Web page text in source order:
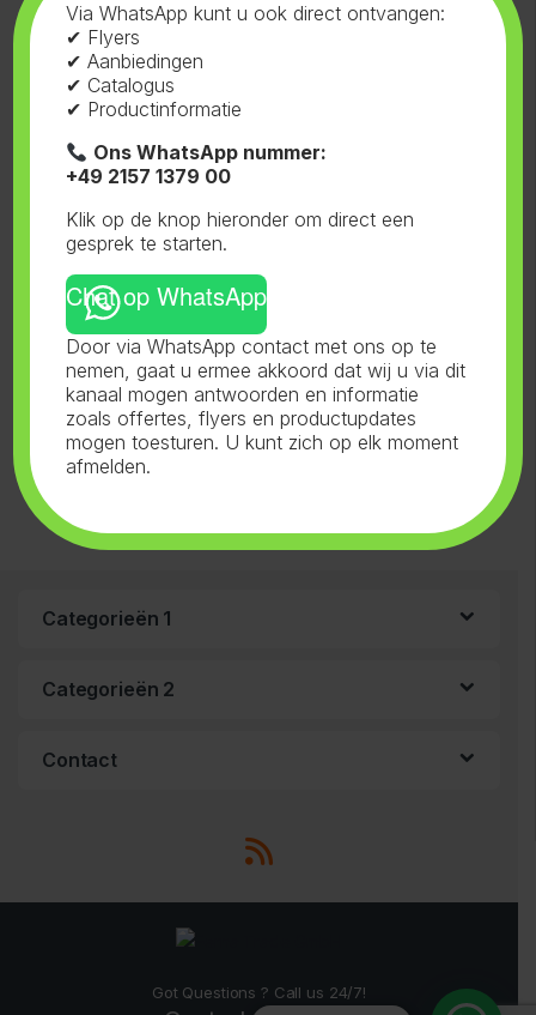
Dryer
Categorieën 1
Categorieën 2
Contact
Got Questions ? Call us 24/7!
Via WhatsApp kunt u ook direct ontvangen:
✔ Flyers
✔ Aanbiedingen
✔ Catalogus
✔ Productinformatie
Ons WhatsApp nummer:
+49 2157 1379 00
Klik op de knop hieronder om direct een
gesprek te starten.
Chat op WhatsApp
Door via WhatsApp contact met ons op te
nemen, gaat u ermee akkoord dat wij u via dit
kanaal mogen antwoorden en informatie
zoals offertes, flyers en productupdates
mogen toesturen. U kunt zich op elk moment
afmelden.